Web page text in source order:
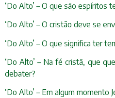
‘Do Alto’ – O que são espíritos
‘Do Alto’ – O cristão deve se
‘Do Alto’ – O que significa ter
‘Do Alto’ – Na fé cristã, que
debater?
‘Do Alto’ – Em algum momento